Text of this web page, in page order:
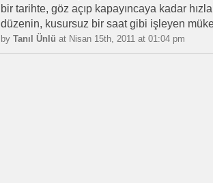
bir tarihte, göz açıp kapayıncaya kadar hızla
düzenin, kusursuz bir saat gibi işleyen
by Tanıl Ünlü at Nisan 15th, 2011 at 01:04 pm